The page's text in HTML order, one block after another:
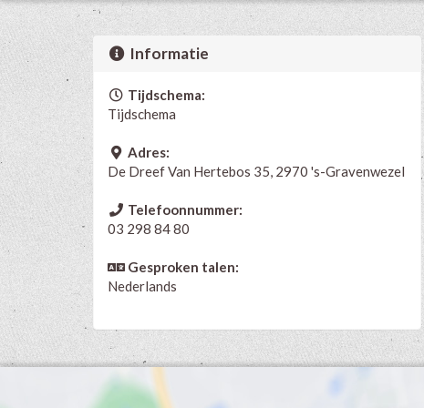
Informatie
Tijdschema:
Tijdschema
Adres:
De Dreef Van Hertebos 35, 2970 's-Gravenwezel
Telefoonnummer:
03 298 84 80
Gesproken talen:
Nederlands